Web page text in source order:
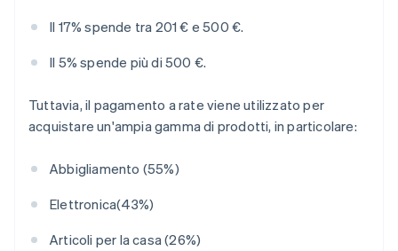
Il 17% spende tra 201 € e 500 €.
Il 5% spende più di 500 €.
Tuttavia, il pagamento a rate viene utilizzato per
acquistare un'ampia gamma di prodotti, in particolare:
Abbigliamento (55%)
Elettronica(43%)
Articoli per la casa (26%)